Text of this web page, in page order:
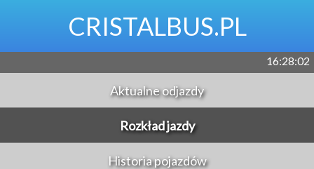
CRISTALBUS.PL
16:28:02
Aktualne odjazdy
Rozkład jazdy
Historia pojazdów